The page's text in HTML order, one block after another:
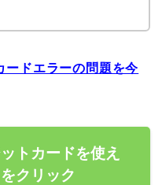
ードエラーの問題を今
トカードを使え
クリック